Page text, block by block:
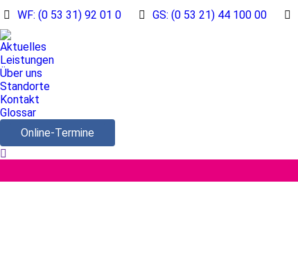
WF: (0 53 31) 92 01 0 GS: (0 53 21) 44 100 00
Aktuelles
Leistungen
Über uns
Standorte
Kontakt
Glossar
Online-Termine
Search: